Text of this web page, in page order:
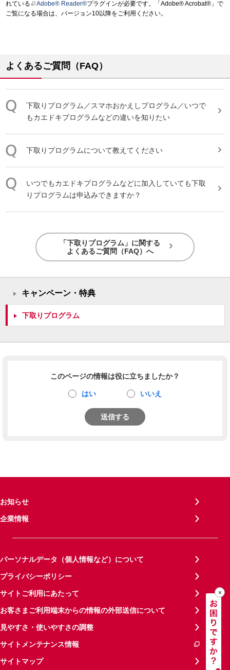
れている
Adobe® Reader®プラグインが必要です。「Adobe® Acrobat®」で
ご覧になる場合は、バージョン10以降をご利用ください。
よくあるご質問（FAQ）
下取り プログラム ／スマホおかえしプログラム／いつで
もカエドキプログラムなどの違いを知りたい
下取り プログラムについて教えてください
いつでもカエドキプログラムなどに加入していても下取
り プログラムは申込みできますか？
「下取りプログラム」に関する
よくあるご質問（FAQ）へ
キャンペーン・特典
下取りプログラム
このページの情報は役に立ちましたか？
はい いいえ
送信する
お知らせ
企業情報
パーソナルデータ（個人情報など）について
プライバシーポリシー
サイトご利用にあたって
お客さまご利用端末からの情報の外部送信について
見やすさ・使いやすさの調整
サイトメンテナンス情報
サイトマップ